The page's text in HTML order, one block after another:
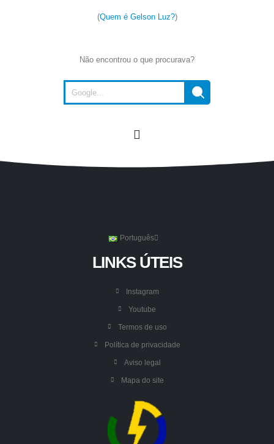
(Quem é Gelson Luz?)
Não encontrou o que procurava?
Português
LINKS ÚTEIS
Instagram
Youtube
Termos de uso
Política de privacidade
Aviso legal
Mapa do site